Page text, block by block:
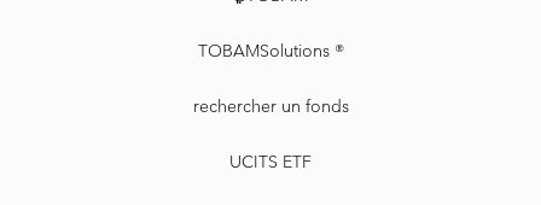
TOBAMSolutions ®
rechercher un fonds
UCITS ETF